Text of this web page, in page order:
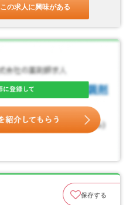
この求人に興味がある
保存する